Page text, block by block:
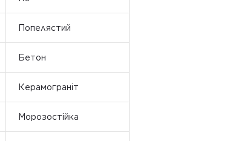
Попелястий
Бетон
Керамограніт
Морозостійка